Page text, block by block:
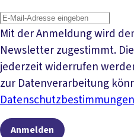
Mit der Anmeldung wird
Newsletter zugestimmt.
jederzeit widerrufen
zur Datenverarbeitung
Datenschutzbestimmungen
Anmelden